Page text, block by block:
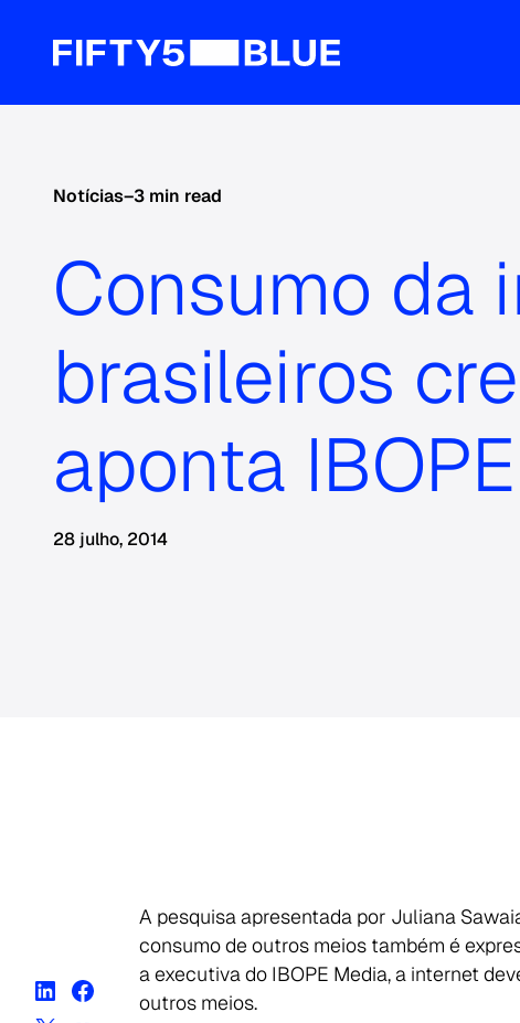
Notícias–3 min read
Consumo da
brasileiros
aponta
28 julho, 2014
A pesquisa apresentada por Juliana
consumo de outros meios também é
a executiva do IBOPE Media, a internet
outros meios.